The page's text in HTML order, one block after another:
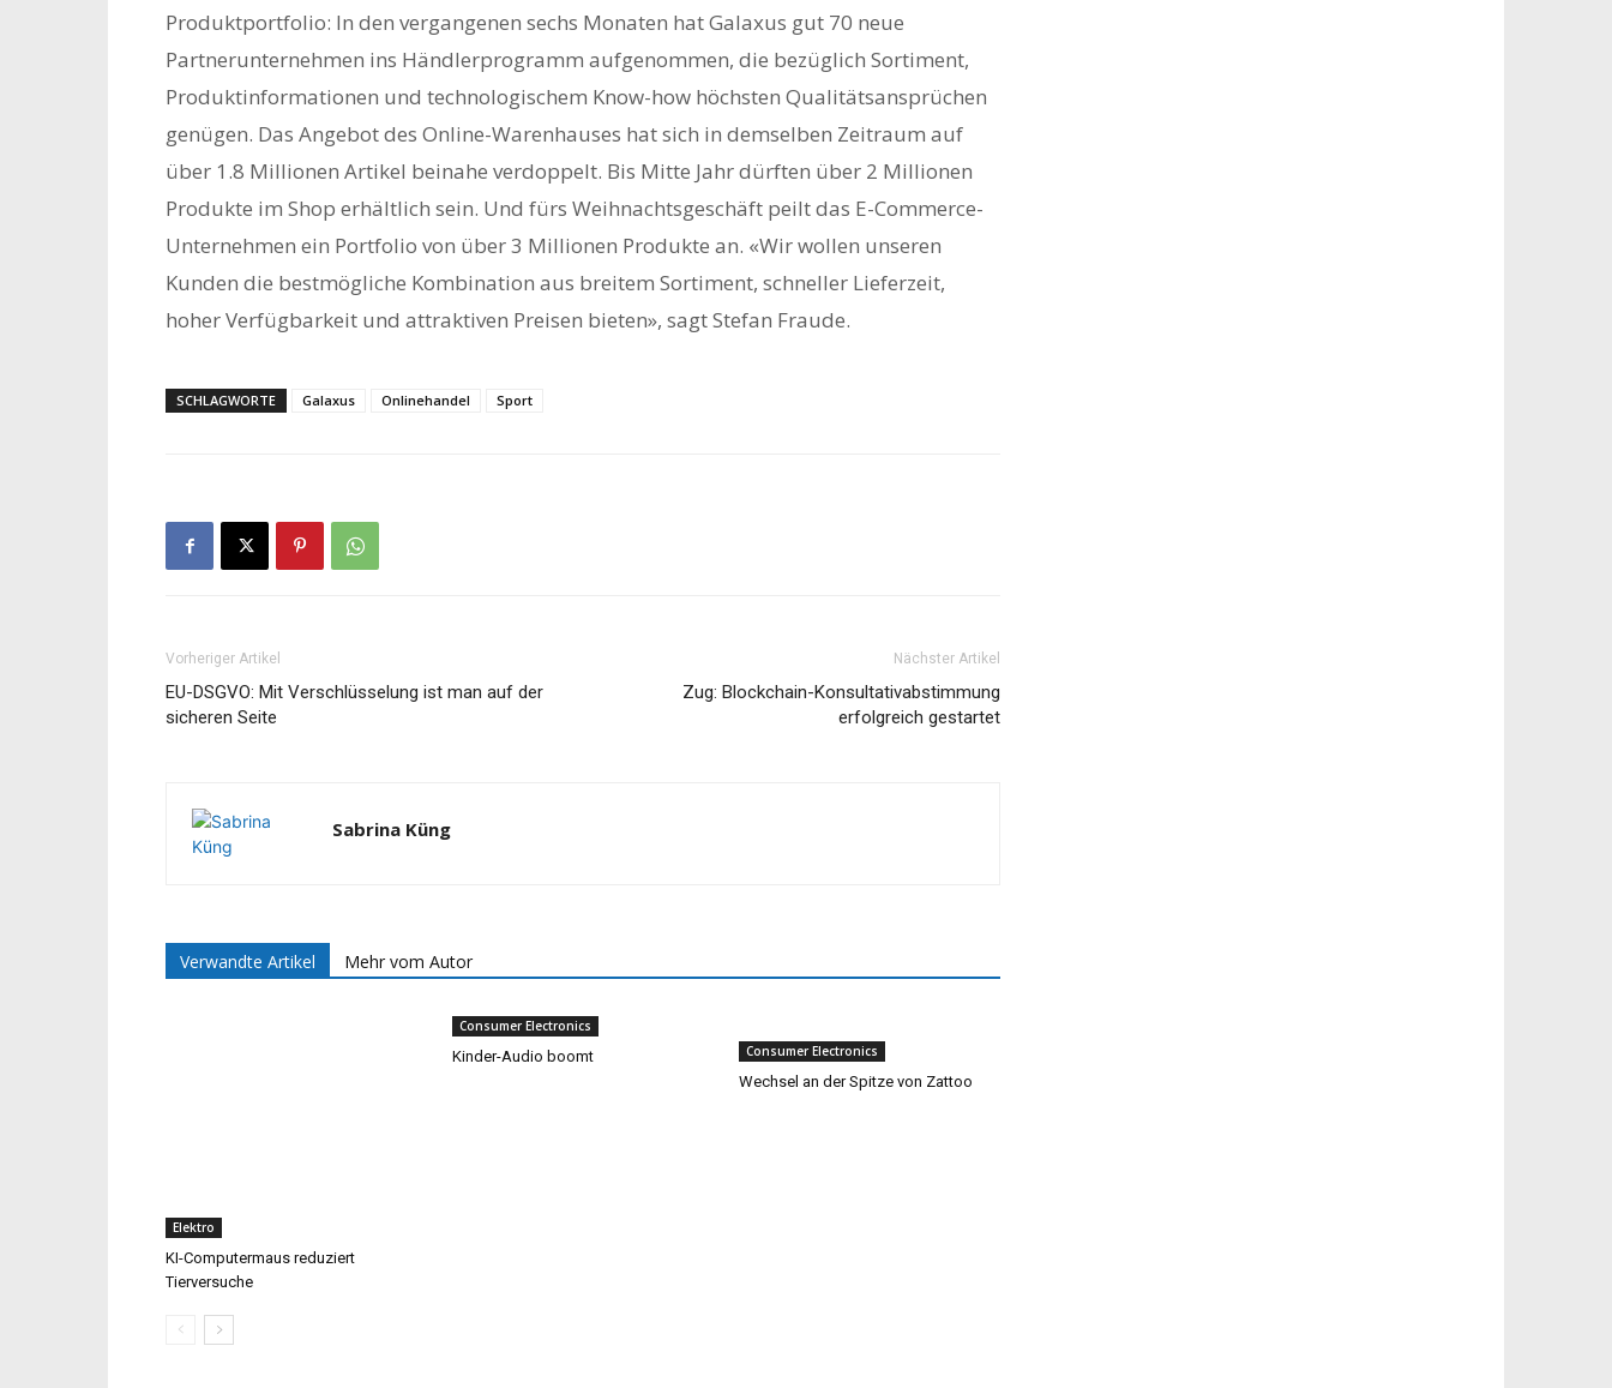
Produktportfolio: In den vergangenen sechs Monaten hat Galaxus gut 70 neue
Partnerunternehmen ins Händlerprogramm aufgenommen, die bezüglich Sortiment,
Produktinformationen und technologischem Know-how höchsten Qualitätsansprüchen
genügen. Das Angebot des Online-Warenhauses hat sich in demselben Zeitraum auf
über 1.8 Millionen Artikel beinahe verdoppelt. Bis Mitte Jahr dürften über 2 Millionen
Produkte im Shop erhältlich sein. Und fürs Weihnachtsgeschäft peilt das E-Commerce-
Unternehmen ein Portfolio von über 3 Millionen Produkte an. «Wir wollen unseren
Kunden die bestmögliche Kombination aus breitem Sortiment, schneller Lieferzeit,
hoher Verfügbarkeit und attraktiven Preisen bieten», sagt Stefan Fraude.
SCHLAGWORTE Galaxus Onlinehandel Sport
Vorheriger Artikel
EU-DSGVO: Mit Verschlüsselung ist man auf der
sicheren Seite
Nächster Artikel
Zug: Blockchain-Konsultativabstimmung
erfolgreich gestartet
Sabrina Küng
Verwandte Artikel Mehr vom Autor
Elektro
KI-Computermaus reduziert
Tierversuche
Consumer Electronics
Kinder-Audio boomt Consumer Electronics
Wechsel an der Spitze von Zattoo